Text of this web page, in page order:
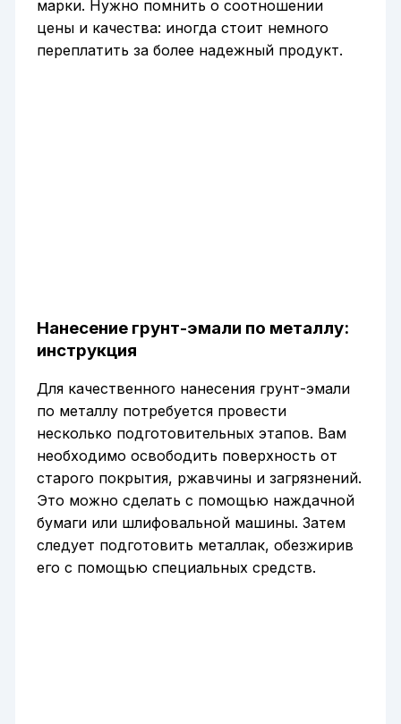
марки. Нужно помнить о соотношении
цены и качества: иногда стоит немного
переплатить за более надежный продукт.
Нанесение грунт-эмали по металлу:
инструкция
Для качественного нанесения грунт-эмали
по металлу потребуется провести
несколько подготовительных этапов. Вам
необходимо освободить поверхность от
старого покрытия, ржавчины и загрязнений.
Это можно сделать с помощью наждачной
бумаги или шлифовальной машины. Затем
следует подготовить металлак, обезжирив
его с помощью специальных средств.